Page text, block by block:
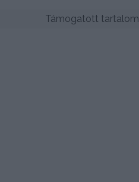
Támogatott tartalom